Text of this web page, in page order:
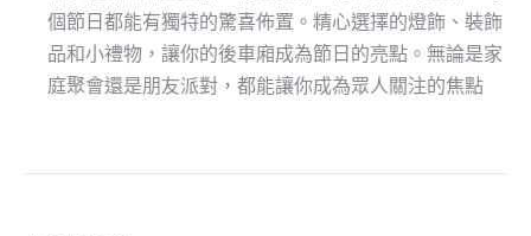
個節日都能有獨特的驚喜佈置。精心選擇的燈飾、裝飾
品和小禮物，讓你的後車廂成為節日的亮點。無論是家
庭聚會還是朋友派對，都能讓你成為眾人關注的焦點